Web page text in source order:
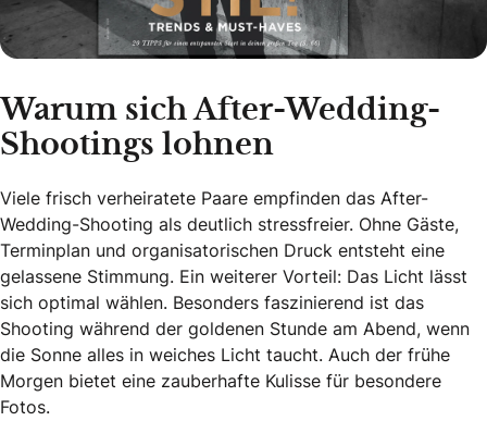
Warum sich After-Wedding-
Shootings lohnen
Viele frisch verheiratete Paare empfinden das After-
Wedding-Shooting als deutlich stressfreier. Ohne Gäste,
Terminplan und organisatorischen Druck entsteht eine
gelassene Stimmung. Ein weiterer Vorteil: Das Licht lässt
sich optimal wählen. Besonders faszinierend ist das
Shooting während der goldenen Stunde am Abend, wenn
die Sonne alles in weiches Licht taucht. Auch der frühe
Morgen bietet eine zauberhafte Kulisse für besondere
Fotos.